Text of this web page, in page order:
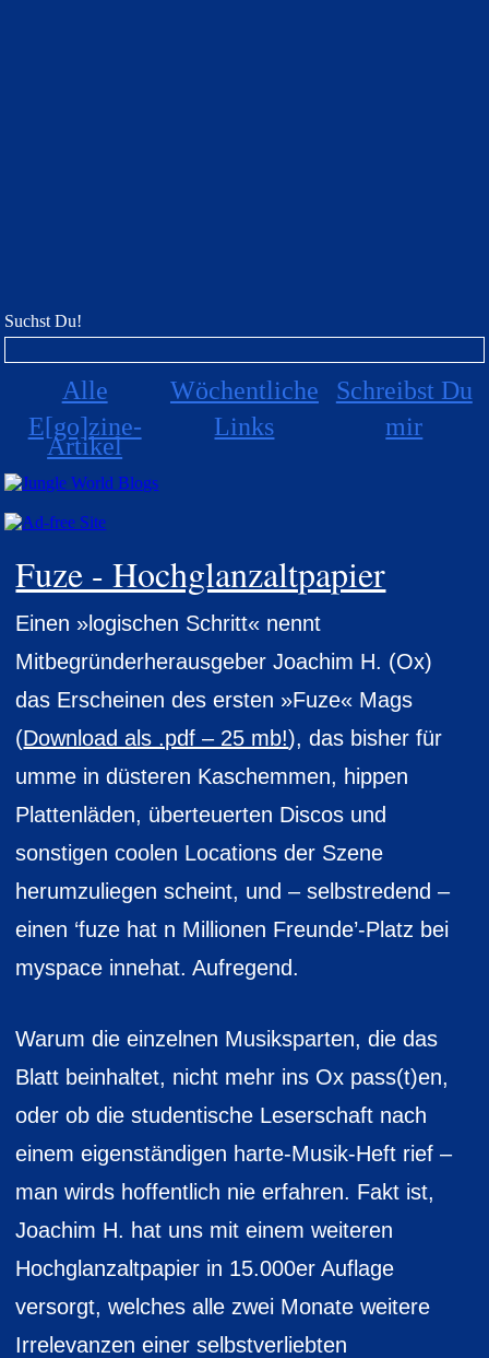
Fuze - Hochglanzaltpapier
Einen »logischen Schritt« nennt
Mitbegründerherausgeber Joachim H. (Ox)
das Erscheinen des ersten »Fuze« Mags
(Download als .pdf – 25 mb!), das bisher für
umme in düsteren Kaschemmen, hippen
Plattenläden, überteuerten Discos und
sonstigen coolen Locations der Szene
herumzuliegen scheint, und – selbstredend –
einen ‘fuze hat n Millionen Freunde’-Platz bei
myspace innehat. Aufregend.
Warum die einzelnen Musiksparten, die das
Blatt beinhaltet, nicht mehr ins Ox pass(t)en,
oder ob die studentische Leserschaft nach
einem eigenständigen harte-Musik-Heft rief –
man wirds hoffentlich nie erfahren. Fakt ist,
Joachim H. hat uns mit einem weiteren
Hochglanzaltpapier in 15.000er Auflage
versorgt, welches alle zwei Monate weitere
Irrelevanzen einer selbstverliebten
Suchst Du!
Alle
E[go]zine-
Artikel
Wöchentliche
Links
Schreibst Du
mir